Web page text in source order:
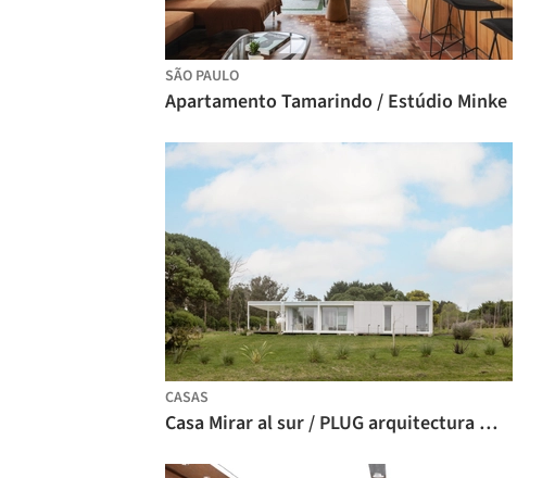
SÃO PAULO
Apartamento Tamarindo / Estúdio Minke
CASAS
Casa Mirar al sur / PLUG arquitectura modular